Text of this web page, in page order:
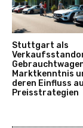
Stuttgart als
Marktkenntnis
deren Einfluss
Preisstrategien